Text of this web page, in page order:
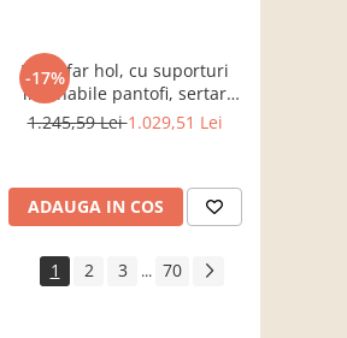
-17%
Pantofar hol, cu suporturi
inclinabile pantofi, sertar
,stejar
1.245,59 Lei1.029,51 Lei
ADAUGA IN COS
1 2 3 ... 70